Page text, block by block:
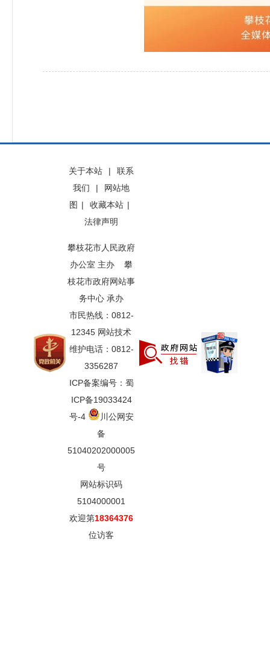
关于本站 |
联系
我们
|
网站地
图 | 收藏本站 |
法律声明
攀枝花市人民政府
办公室 主办 攀
枝花市政府网站事
务中心 承办
市民热线：0812-
12345 网站技术
维护电话：0812-
3356287
ICP备案编号：蜀
ICP备19033424
号-4
川公网安
备
51040202000005
号
网站标识码
5104000001
欢迎第18364376
位访客